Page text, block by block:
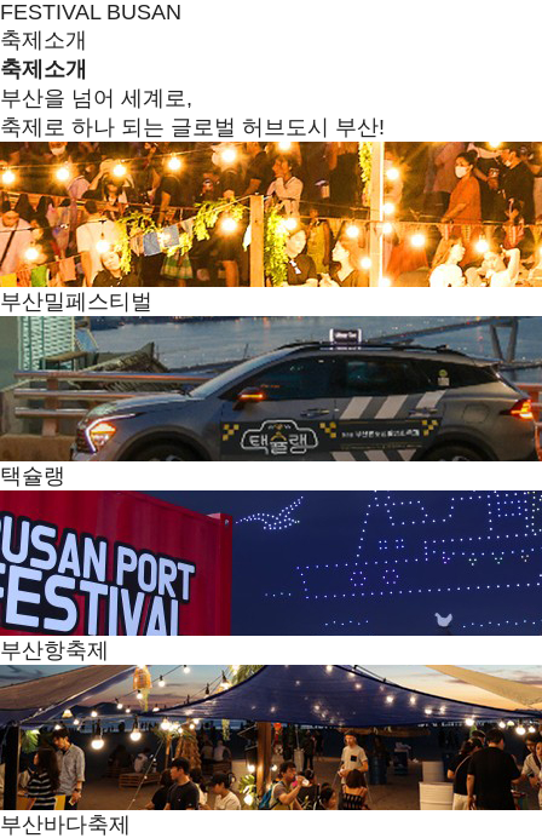
FESTIVAL BUSAN
축제소개
축제소개
부산을 넘어 세계로,
축제로 하나 되는 글로벌 허브도시 부산!
부산밀페스티벌
택슐랭
부산항축제
부산바다축제